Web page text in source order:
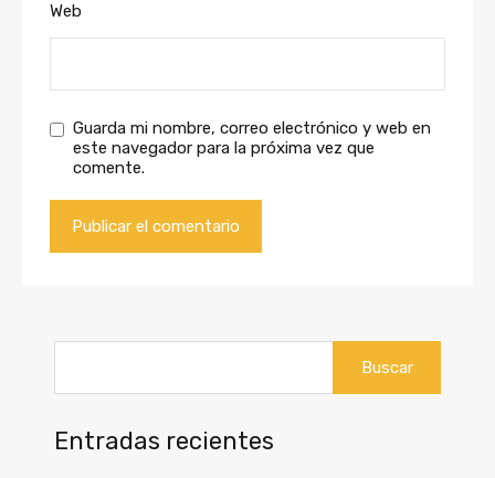
Web
Guarda mi nombre, correo electrónico y web en
este navegador para la próxima vez que
comente.
Entradas recientes